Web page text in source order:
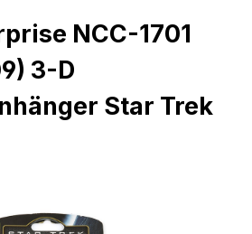
NCC-1701
3-D
Star Trek